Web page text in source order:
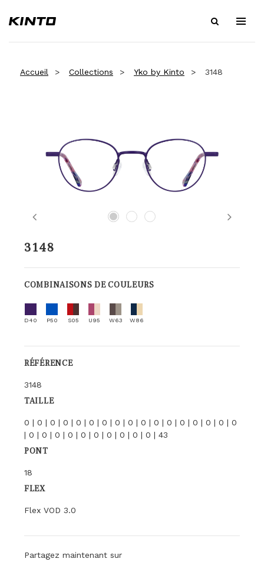
Accueil Collections Yko by Kinto 3148
Previous Next
3148
COMBINAISONS DE COULEURS
D40 P50 S05 U95 W63 W86
RÉFÉRENCE
3148
TAILLE
0 | 0 | 0 | 0 | 0 | 0 | 0 | 0 | 0 | 0 | 0 | 0 | 0 | 0 | 0 | 0 | 0
| 0 | 0 | 0 | 0 | 0 | 0 | 0 | 0 | 0 | 0 | 43
PONT
18
FLEX
Flex VOD 3.0
Partagez maintenant sur